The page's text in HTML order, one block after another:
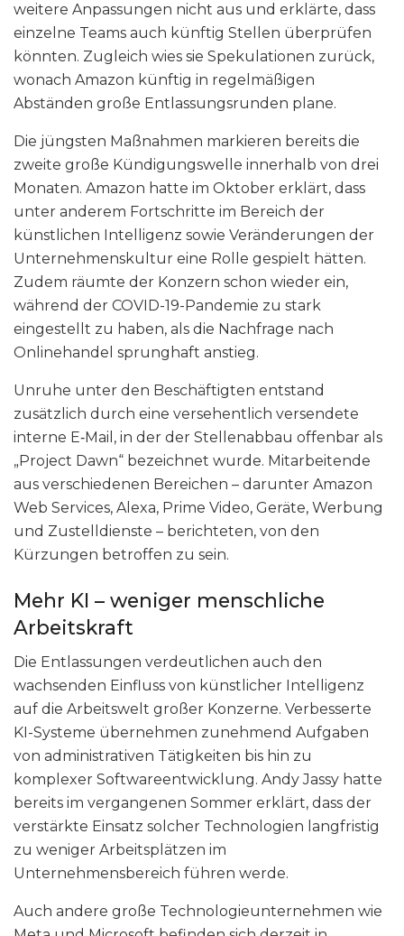
weitere Anpassungen nicht aus und erklärte, dass
einzelne Teams auch künftig Stellen überprüfen
könnten. Zugleich wies sie Spekulationen zurück,
wonach Amazon künftig in regelmäßigen
Abständen große Entlassungsrunden plane.
Die jüngsten Maßnahmen markieren bereits die
zweite große Kündigungswelle innerhalb von drei
Monaten. Amazon hatte im Oktober erklärt, dass
unter anderem Fortschritte im Bereich der
künstlichen Intelligenz sowie Veränderungen der
Unternehmenskultur eine Rolle gespielt hätten.
Zudem räumte der Konzern schon wieder ein,
während der COVID-19-Pandemie zu stark
eingestellt zu haben, als die Nachfrage nach
Onlinehandel sprunghaft anstieg.
Unruhe unter den Beschäftigten entstand
zusätzlich durch eine versehentlich versendete
interne E‑Mail, in der der Stellenabbau offenbar als
„Project Dawn“ bezeichnet wurde. Mitarbeitende
aus verschiedenen Bereichen – darunter Amazon
Web Services, Alexa, Prime Video, Geräte, Werbung
und Zustelldienste – berichteten, von den
Kürzungen betroffen zu sein.
Mehr KI – weniger menschliche
Arbeitskraft
Die Entlassungen verdeutlichen auch den
wachsenden Einfluss von künstlicher Intelligenz
auf die Arbeitswelt großer Konzerne. Verbesserte
KI-Systeme übernehmen zunehmend Aufgaben
von administrativen Tätigkeiten bis hin zu
komplexer Softwareentwicklung. Andy Jassy hatte
bereits im vergangenen Sommer erklärt, dass der
verstärkte Einsatz solcher Technologien langfristig
zu weniger Arbeitsplätzen im
Unternehmensbereich führen werde.
Auch andere große Technologieunternehmen wie